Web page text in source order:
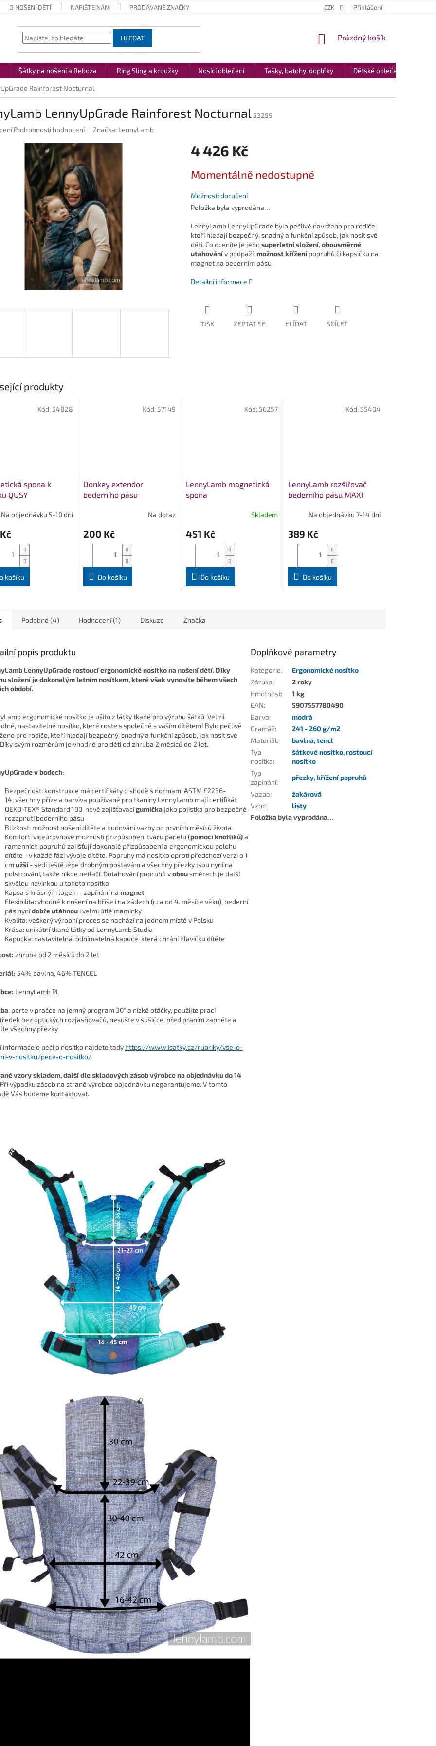
O NOŠENÍ DĚTÍ NAPIŠTE NÁM PRODÁVANÉ ZNAČKY CZK Přihlášení
HLEDAT
NÁKUPNÍ
Prázdný košík
Šátky na nošení a Reboza Ring Sling a kroužky Nosící oblečení Tašky, batohy, doplňky Dětské oblečení
Rainforest Nocturnal
LennyUpGrade Rainforest Nocturnal53259
Podrobnosti hodnocení Značka: LennyLamb
4 426 Kč
cena:
Momentálně nedostupné
Možnosti doručení
Položka byla vyprodána…
LennyLamb LennyUpGrade bylo pečlivě navrženo pro rodiče,
kteří hledají bezpečný, snadný a funkční způsob, jak nosit své
děti. Co oceníte je jehosuperletní složení,obousměrné
utahovánív podpaží,možnost kříženípopruhů či kapsičku na
magnet na bederním pásu.
Detailní informace
TISK ZEPTAT SE HLÍDAT SDÍLET
produkty
spona k
QUSY
Na objednávku 5-10 dní
košíku
Kód: 54828
Donkey extendor
bederního pásu
Na dotaz
200 Kč
Do košíku
Kód: 57149
LennyLamb magnetická
spona
Skladem
451 Kč
Do košíku
Kód: 56257
LennyLamb rozšiřovač
bederního pásu MAXI
Na objednávku 7-14 dní
389 Kč
Do košíku
Kód: 55404
Podobné (4) Hodnocení (1) Diskuze Značka
popis produktu
LennyUpGrade rostoucí ergonomické nosítko na nošení dětí. Díky
složení je dokonalým letním nosítkem, které však vynosíte během všech
období.
ergonomické nosítko je ušito z látky tkané pro výrobu šátků. Velmi
nastavitelné nosítko, které roste s společně s vaším dítětem! Bylo pečlivě
pro rodiče, kteří hledají bezpečný, snadný a funkční způsob, jak nosit své
Díky svým rozměrům je vhodné pro děti od zhruba 2 měsíců do 2 let.
v bodech:
Bezpečnost: konstrukce má certifikáty o shodě s normami ASTM F2236-
14;všechny příze a barviva používané pro tkaniny LennyLamb mají certifikát
OEKO-TEX® Standard 100, nově zajišťovacígumička jako pojistka pro bezpečné
rozepnutí bederního pásu
Blízkost: možnost nošení dítěte a budování vazby od prvních měsíců života
Komfort: víceúrovňové možnosti přizpůsobení tvaru panelu (pomocí knoflíků)a
ramenních popruhů zajišťují dokonalé přizpůsobení a ergonomickou polohu
dítěte - v každé fázi vývoje dítěte. Popruhy má nosítko oproti předchozí verzi o 1
cmužší- sedí ještě lépe drobným postavám a všechny přezky jsou nyní na
polstrování, takže nikde netlačí. Dotahování popruhů vobousměrech je další
skvělou novinkou u tohoto nosítka
Kapsa s krásným logem - zapínání na magnet
Flexibilita: vhodné k nošení na břiše i na zádech (cca od 4. měsíce věku), bederní
pás nynídobře utáhnou i velmi útlé maminky
Kvalita: veškerý výrobní proces se nachází na jednom místě v Polsku
Krása: unikátní tkané látky od LennyLamb Studia
Kapucka: nastavitelná, odnímatelná kapuce, která chrání hlavičku dítěte
zhruba od 2 měsíců do 2 let
54% bavlna, 46% TENCEL
LennyLamb PL
: perte v pračce na jemný program 30° a nízké otáčky, použijte prací
bez optických rozjasňovačů, nesušte v sušičce, před praním zapněte a
všechny přezky
informace o péči o nosítko najdete tady https://www.isatky.cz/rubriky/vse-o-
v-nositku/pece-o-nositko/
vzory skladem, další dle skladových zásob výrobce na objednávku do 14
Při výpadku zásob na straně výrobce objednávku negarantujeme. V tomto
Vás budeme kontaktovat.
Doplňkové parametry
Kategorie:
Ergonomické nosítko
Záruka:
2 roky
Hmotnost:
1 kg
EAN:
5907557780490
Barva:
modrá
Gramáž:
241 - 260 g/m2
Materiál: bavlna,tencl
Typ
nosítka:
šátkové nosítko,rostoucí
nosítko
Typ
zapínání:
přezky,křížení popruhů
Vazba:
žakárová
Vzor:
listy
Položka byla vyprodána…